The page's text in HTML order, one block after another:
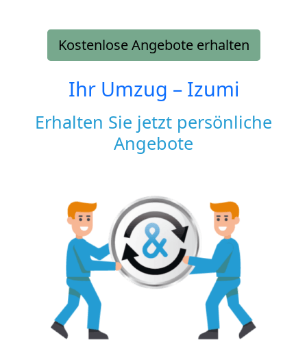
Kostenlose Angebote erhalten
Ihr Umzug – Izumi
Erhalten Sie jetzt persönliche
Angebote